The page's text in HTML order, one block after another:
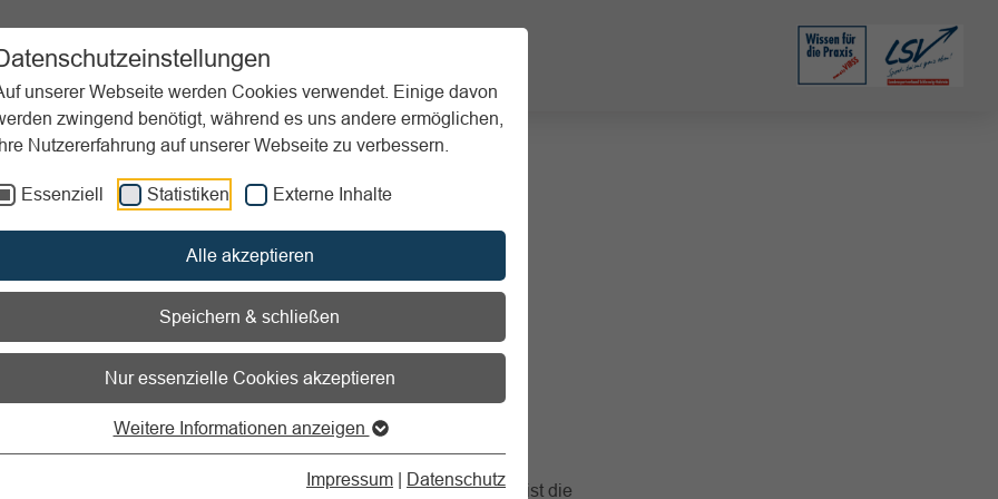
unserer Webseite werden Cookies verwendet. Einige davon
zwingend benötigt, während es uns andere ermöglichen,
Nutzererfahrung auf unserer Webseite zu verbessern.
Essenziell Statistiken Externe Inhalte
Alle akzeptieren
Speichern & schließen
Nur essenzielle Cookies akzeptieren
Weitere Informationen anzeigen
Impressum | Datenschutz
Sportpraxis Aktuelles
Konzeptionsphase Technikplanung
zum Readspeaker öffnen
die Technikplanung für Ihre
der Konzeptionsphase beim Veranstaltungsmanagement ist die